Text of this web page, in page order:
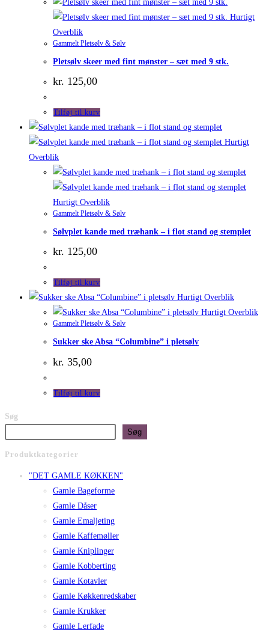
Hurtigt
Overblik
Gammelt Pletsølv & Sølv
Pletsølv skeer med fint mønster – sæt med 9 stk.
kr. 125,00
Tilføj til kurv
Hurtigt
Overblik
Hurtigt Overblik
Gammelt Pletsølv & Sølv
Sølvplet kande med træhank – i flot stand og stemplet
kr. 125,00
Tilføj til kurv
Hurtigt Overblik
Hurtigt Overblik
Gammelt Pletsølv & Sølv
Sukker ske Absa “Columbine” i pletsølv
kr. 35,00
Tilføj til kurv
Søg
Søg
Produktkategorier
"DET GAMLE KØKKEN"
Gamle Bageforme
Gamle Dåser
Gamle Emaljeting
Gamle Kaffemøller
Gamle Kniplinger
Gamle Kobberting
Gamle Kotavler
Gamle Køkkenredskaber
Gamle Krukker
Gamle Lerfade